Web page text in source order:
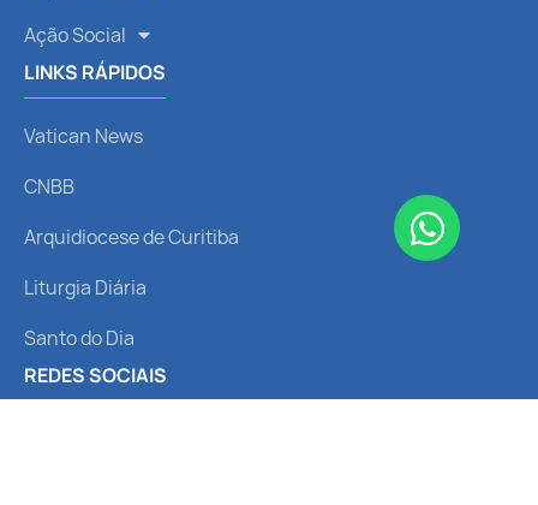
Ação Social
LINKS RÁPIDOS
Vatican News
CNBB
Arquidiocese de Curitiba
Liturgia Diária
Santo do Dia
REDES SOCIAIS